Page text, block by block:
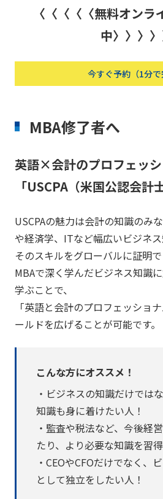
〈〈〈〈〈無料オン
中〉〉〉〉
今すぐ予約（1分で
MBA修了者へ
英語×会計のプロフェッ
「USCPA（米国公認会計
USCPAの魅力は会計の知識のみ
や経済学、ITなど幅広いビジネス
そのスキルをグローバルに証明で
MBAで深く学んだビジネス知識
学ぶことで、
「英語と会計のプロフェッショ
ールドを広げることが可能です。
こんな方にオススメ！
・ビジネスの知識だけでは
知識も身に着けたい人！
・監査や税法など、今後経
たり、より必要な知識を習
・CEOやCFOだけでなく、
として独立をしたい人！